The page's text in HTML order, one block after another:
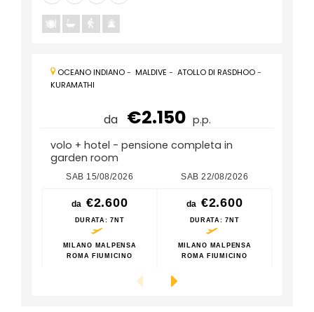
OCEANO INDIANO- MALDIVE - ATOLLO DI RASDHOO-
KURAMATHI
da €2.150 p.p.
volo + hotel - pensione completa in
garden room
SAB 15/08/2026
da €2.600
DURATA: 7NT
MILANO MALPENSA
ROMA FIUMICINO
SAB 22/08/2026
da €2.600
DURATA: 7NT
MILANO MALPENSA
ROMA FIUMICINO